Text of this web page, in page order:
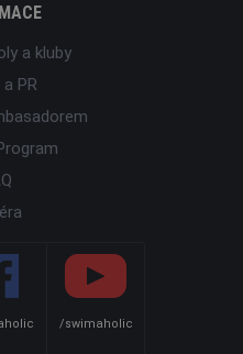
a kluby
PR
/swimaholic